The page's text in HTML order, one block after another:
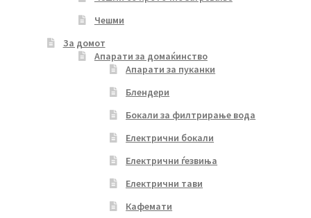
Чешми
За домот
Апарати за домаќинство
Апарати за пуканки
Блендери
Бокали за филтрирање вода
Електрични бокали
Електрични ѓезвиња
Електрични тави
Кафемати